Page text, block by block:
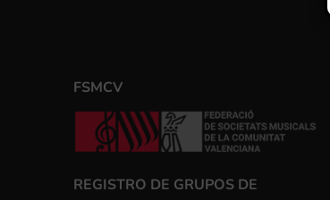
FSMCV
REGISTRO DE GRUPOS DE